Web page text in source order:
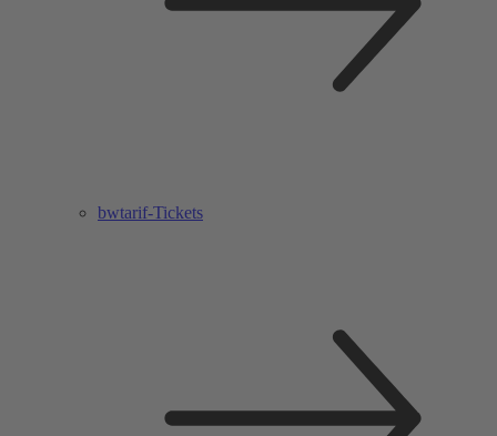
bwtarif-Tickets